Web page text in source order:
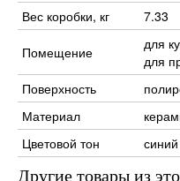
Вес коробки, кг
7.33
Помещение
для
для
Поверхность
Материал
Цветовой тон
синий
Другие товары из